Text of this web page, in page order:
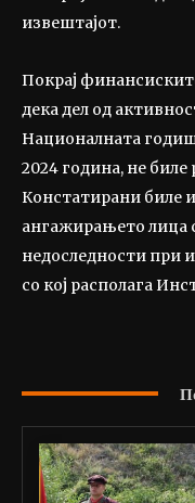
извештајот.
Покрај
дека дел од
Националната
2024 година, не
Констатирани биле
ангажирањето лица
недоследности при
со кој располага